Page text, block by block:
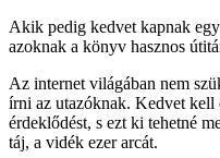
Akik pedig kedvet kapnak
azoknak a könyv hasznos
Az internet világában nem
írni az utazóknak. Kedvet
érdeklődést, s ezt ki tehetné
táj, a vidék ezer arcát.